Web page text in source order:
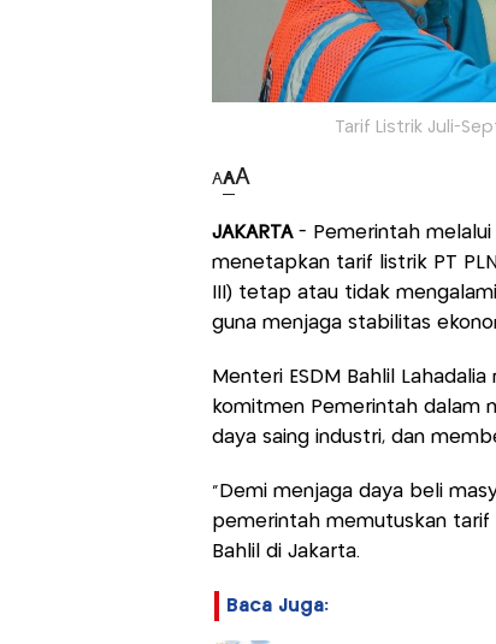
Tarif Listrik Juli-
AAA
JAKARTA - Pemerintah melalui
menetapkan tarif listrik PT
III) tetap atau tidak
guna menjaga stabilitas
Menteri ESDM Bahlil
komitmen Pemerintah dalam
daya saing industri, dan
"Demi menjaga daya beli
pemerintah memutuskan
Bahlil di Jakarta.
Baca Juga: